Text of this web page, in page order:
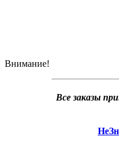
Внимание!
Все заказы